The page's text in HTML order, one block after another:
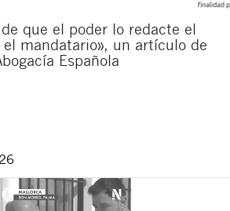
que el poder lo redacte el
mandatario», un artículo de
Española